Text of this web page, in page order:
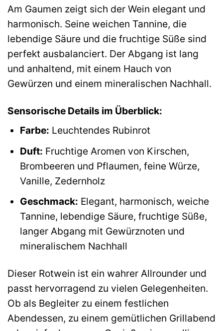
Am Gaumen zeigt sich der Wein elegant und
harmonisch. Seine weichen Tannine, die
lebendige Säure und die fruchtige Süße sind
perfekt ausbalanciert. Der Abgang ist lang
und anhaltend, mit einem Hauch von
Gewürzen und einem mineralischen Nachhall.
Sensorische Details im Überblick:
Farbe: Leuchtendes Rubinrot
Duft: Fruchtige Aromen von Kirschen,
Brombeeren und Pflaumen, feine Würze,
Vanille, Zedernholz
Geschmack: Elegant, harmonisch, weiche
Tannine, lebendige Säure, fruchtige Süße,
langer Abgang mit Gewürznoten und
mineralischem Nachhall
Dieser Rotwein ist ein wahrer Allrounder und
passt hervorragend zu vielen Gelegenheiten.
Ob als Begleiter zu einem festlichen
Abendessen, zu einem gemütlichen Grillabend